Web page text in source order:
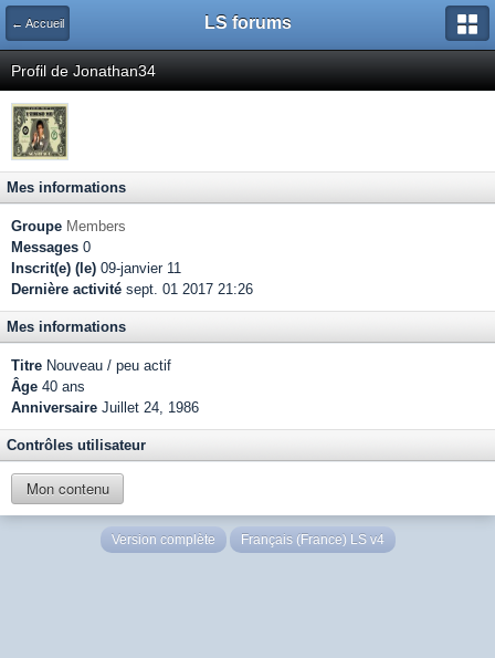
← Accueil LS forums
Profil de Jonathan34
Mes informations
Groupe Members
Messages 0
Inscrit(e) (le) 09-janvier 11
Dernière activité sept. 01 2017 21:26
Mes informations
Titre Nouveau / peu actif
Âge 40 ans
Anniversaire Juillet 24, 1986
Contrôles utilisateur
Mon contenu
Version complète Français (France) LS v4